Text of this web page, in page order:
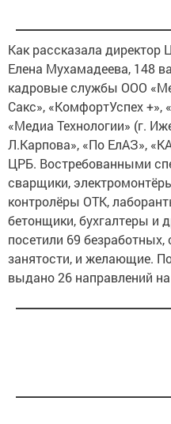
Как рассказала директор
Елена Мухамадеева, 148
кадровые службы ООО
Сакс», «КомфортУспех +»,
«Медиа Технологии» (г.
Л.Карпова», «По ЕлАЗ»,
ЦРБ. Востребованными
сварщики,
контролёры ОТК,
бетонщики, бухгалтеры и
посетили 69
занятости, и желающие.
выдано 26 направлений